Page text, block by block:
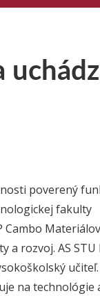
poverený
fakulty
Cambo
a rozvoj. AS STU
na technológie